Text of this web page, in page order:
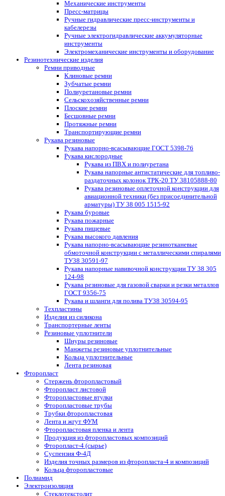
Механические инструменты
Пресс-матрицы
Ручные гидравлические пресс-инструменты и
кабелерезы
Ручные электрогидравлические аккумуляторные
инструменты
Электромеханические инструменты и оборудование
Резинотехнические изделия
Ремни приводные
Клиновые ремни
Зубчатые ремни
Полиуретановые ремни
Сельскохозяйственные ремни
Плоские ремни
Бесшовные ремни
Протяжные ремни
Транспортирующие ремни
Рукава резиновые
Рукава напорно-всасывающие ГОСТ 5398-76
Рукава кислородные
Рукава из ПВХ и полиуретана
Рукава напорные антистатические для топливо-
раздаточных колонок ТРК-20 ТУ 38105888-80
Рукава резиновые оплеточной конструкции для
авиационной техники (без присоединительной
арматуры) ТУ 38 005 1515-92
Рукава буровые
Рукава пожарные
Рукава пищевые
Рукава высокого давления
Рукава напорно-всасывающие резинотканевые
обмоточной конструкции с металлическими спиралями
ТУ38 30591-97
Рукава напорные навивочной конструкции ТУ 38 305
124-98
Рукава резиновые для газовой сварки и резки металлов
ГОСТ 9356-75
Рукава и шланги для полива ТУ38 30594-95
Техпластины
Изделия из силикона
Транспортерные ленты
Резиновые уплотнители
Шнуры резиновые
Манжеты резиновые уплотнительные
Кольца уплотнительные
Лента резиновая
Фторопласт
Стержень фторопластовый
Фторопласт листовой
Фторопластовые втулки
Фторопластовые трубы
Трубки фторопластовая
Лента и жгут ФУМ
Фторопластовая пленка и лента
Продукция из фторопластовых композиций
Фторопласт-4 (сырье)
Суспензия Ф-4Д
Изделия точных размеров из фторопласта-4 и композиций
Кольца фторопластовые
Полиамид
Электроизоляция
Стеклотекстолит